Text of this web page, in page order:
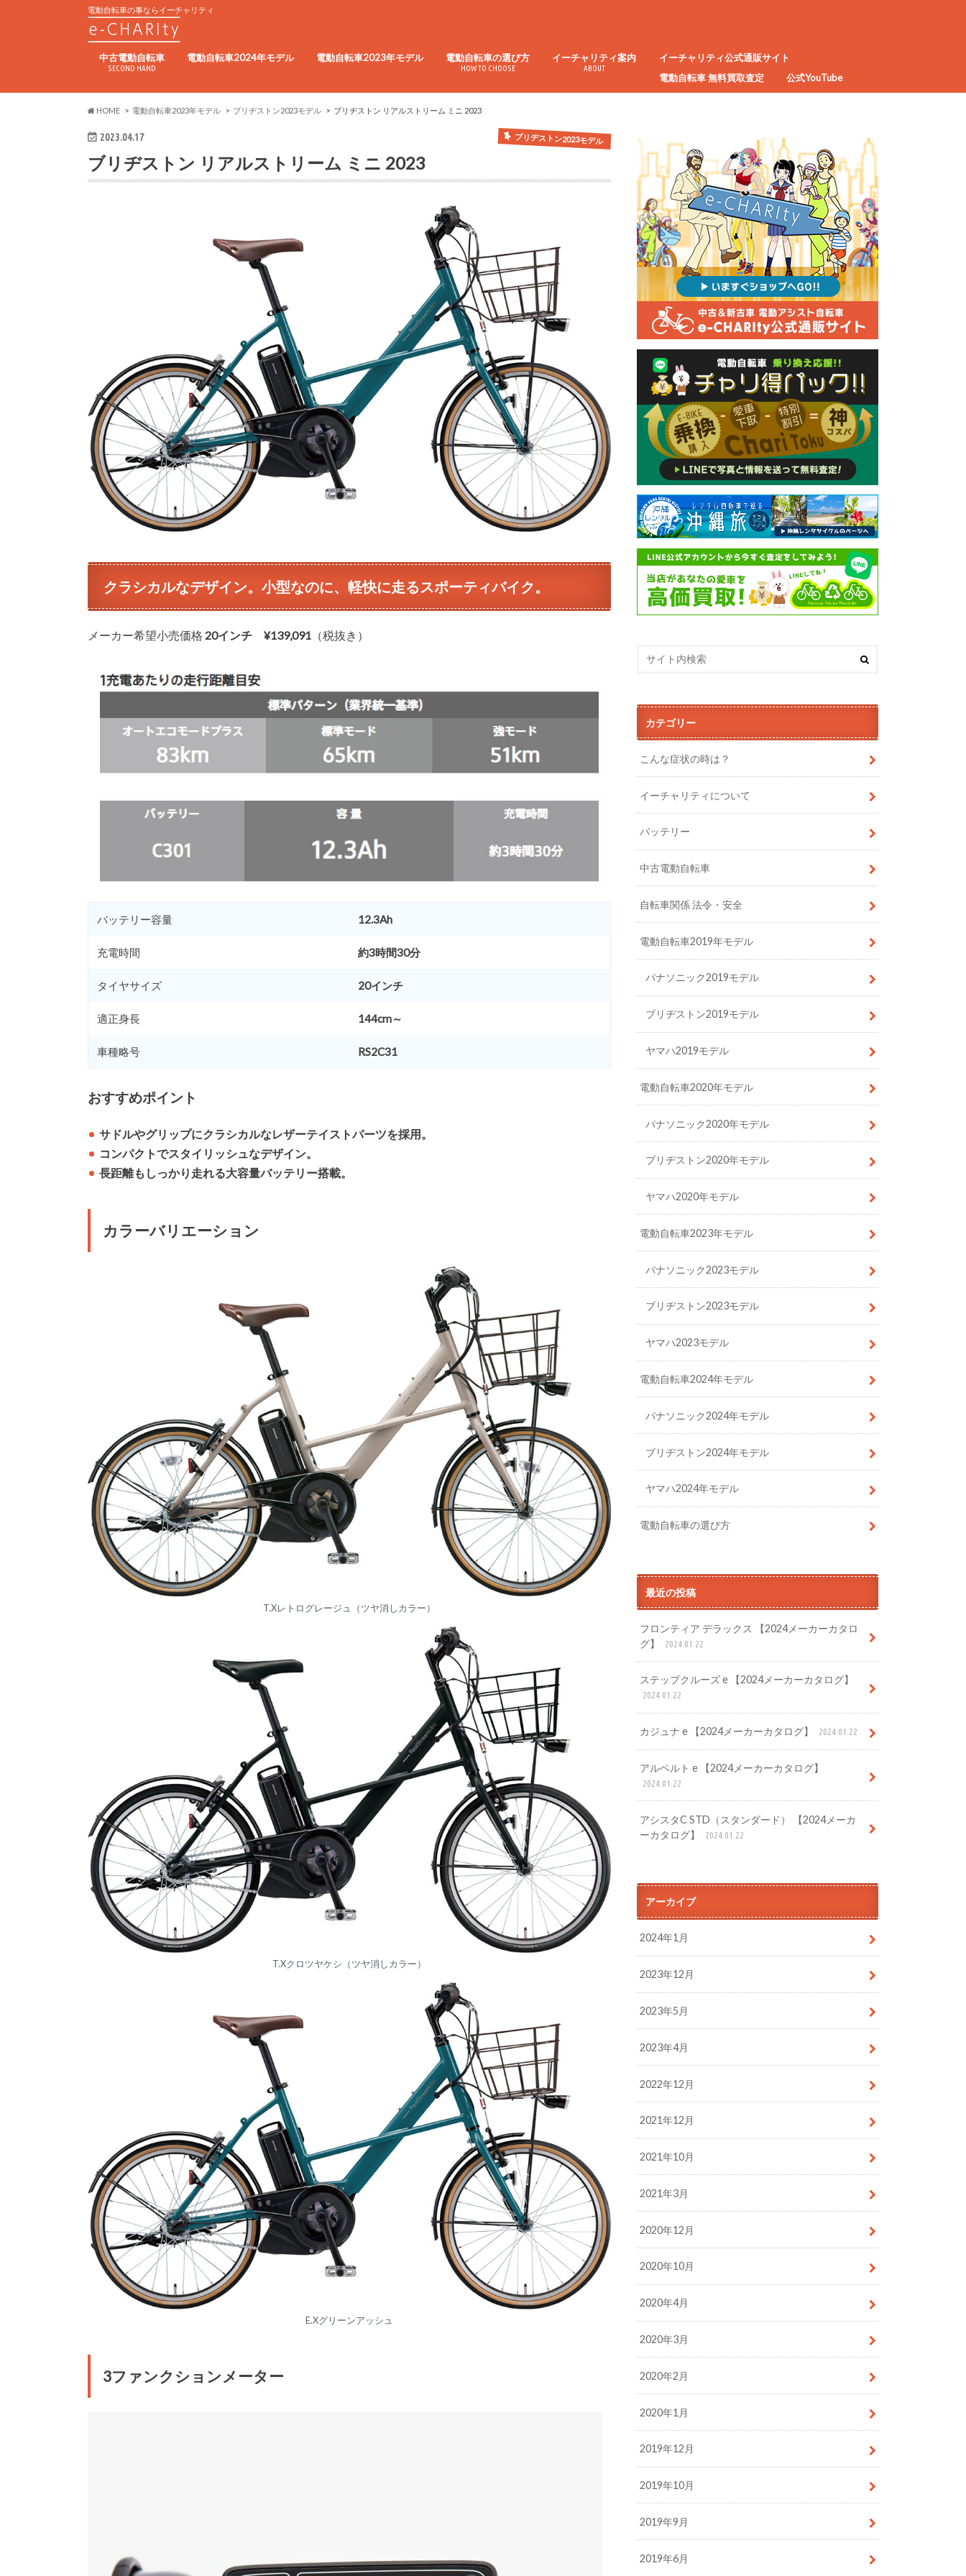
電動自転車の事ならイーチャリティ
中古電動自転車
SECOND HAND
電動自転車2024年モデル 電動自転車2023年モデル 電動自転車の選び方
HOW TO CHOOSE
イーチャリティ案内
ABOUT
イーチャリティ公式通販サイト
電動自転車 無料買取査定
公式YouTube
HOME 電動自転車2023年モデル ブリヂストン2023モデル ブリヂストン リアルストリーム ミニ 2023
2023.04.17 ブリヂストン2023モデル
ブリヂストン リアルストリーム ミニ 2023
クラシカルなデザイン。小型なのに、軽快に走るスポーティバイク。
メーカー希望小売価格 20インチ ¥139,091 （税抜き）
バッテリー容量 12.3Ah
充電時間 約3時間30分
タイヤサイズ 20インチ
適正身長 144cm～
車種略号 RS2C31
おすすめポイント
サドルやグリップにクラシカルなレザーテイストパーツを採用。
コンパクトでスタイリッシュなデザイン。
長距離もしっかり走れる大容量バッテリー搭載。
カラーバリエーション
T.Xレトログレージュ（ツヤ消しカラー）
T.Xクロツヤケシ（ツヤ消しカラー）
E.Xグリーンアッシュ
3ファンクションメーター
カテゴリー
こんな症状の時は？
イーチャリティについて
バッテリー
中古電動自転車
自転車関係 法令・安全
電動自転車2019年モデル
パナソニック2019モデル
ブリヂストン2019モデル
ヤマハ2019モデル
電動自転車2020年モデル
パナソニック2020年モデル
ブリヂストン2020年モデル
ヤマハ2020年モデル
電動自転車2023年モデル
パナソニック2023モデル
ブリヂストン2023モデル
ヤマハ2023モデル
電動自転車2024年モデル
パナソニック2024年モデル
ブリヂストン2024年モデル
ヤマハ2024年モデル
電動自転車の選び方
最近の投稿
フロンティア デラックス 【2024メーカーカタロ
グ】
2024.01.22
ステップクルーズ e 【2024メーカーカタログ】
2024.01.22
カジュナ e 【2024メーカーカタログ】 2024.01.22
アルベルト e 【2024メーカーカタログ】
2024.01.22
アシスタC STD（スタンダード） 【2024メーカ
ーカタログ】
2024.01.22
アーカイブ
2024年1月
2023年12月
2023年5月
2023年4月
2022年12月
2021年12月
2021年10月
2021年3月
2020年12月
2020年10月
2020年4月
2020年3月
2020年2月
2020年1月
2019年12月
2019年10月
2019年9月
2019年6月